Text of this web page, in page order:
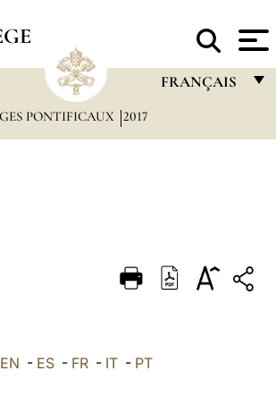
FRANÇAIS
DEUTSCH
PONTIFICAUX 2017
EN - ES- FR- IT- PT